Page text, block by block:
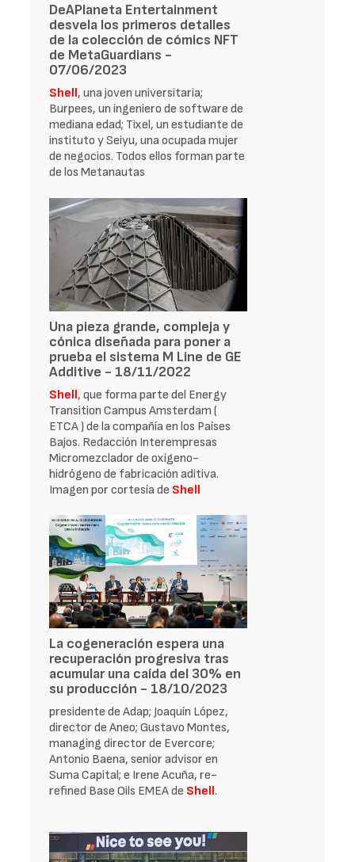
DeAPlaneta Entertainment
desvela los primeros detalles
de la colección de cómics NFT
de MetaGuardians -
07/06/2023
Shell, una joven universitaria;
Burpees, un ingeniero de software de
mediana edad; Tixel, un estudiante de
instituto y Seiyu, una ocupada mujer
de negocios. Todos ellos forman parte
de los Metanautas
Una pieza grande, compleja y
cónica diseñada para poner a
prueba el sistema M Line de GE
Additive - 18/11/2022
Shell, que forma parte del Energy
Transition Campus Amsterdam (
ETCA ) de la compañía en los Países
Bajos. Redacción Interempresas
Micromezclador de oxígeno-
hidrógeno de fabricación aditiva.
Imagen por cortesía de Shell
La cogeneración espera una
recuperación progresiva tras
acumular una caída del 30% en
su producción - 18/10/2023
presidente de Adap; Joaquín López,
director de Aneo; Gustavo Montes,
managing director de Evercore;
Antonio Baena, senior advisor en
Suma Capital; e Irene Acuña, re-
refined Base Oils EMEA de Shell.